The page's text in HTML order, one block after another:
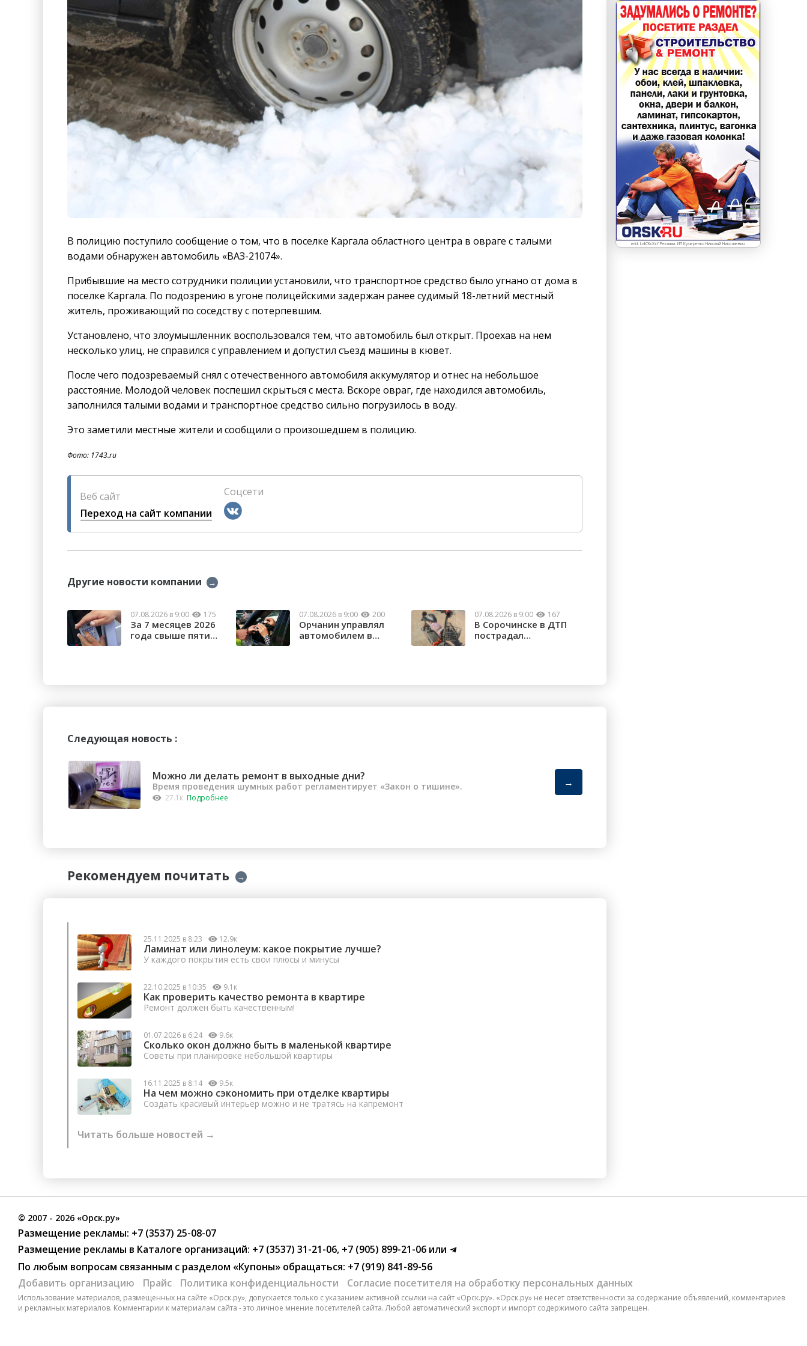
В полицию поступило сообщение о том, что в поселке Каргала областного центра в овраге с талыми
водами обнаружен автомобиль «ВАЗ-21074».
Прибывшие на место сотрудники полиции установили, что транспортное средство было угнано от дома в
поселке Каргала. По подозрению в угоне полицейскими задержан ранее судимый 18-летний местный
житель, проживающий по соседству с потерпевшим.
Установлено, что злоумышленник воспользовался тем, что автомобиль был открыт. Проехав на нем
несколько улиц, не справился с управлением и допустил съезд машины в кювет.
После чего подозреваемый снял с отечественного автомобиля аккумулятор и отнес на небольшое
расстояние. Молодой человек поспешил скрыться с места. Вскоре овраг, где находился автомобиль,
заполнился талыми водами и транспортное средство сильно погрузилось в воду.
Это заметили местные жители и сообщили о произошедшем в полицию.
Фото: 1743.ru
Веб сайт
Переход на сайт компании
Соцсети
Другие новости компании →
07.08.2026 в 9:00 175
За 7 месяцев 2026
года свыше пяти
07.08.2026 в 9:00 200
Орчанин управлял
автомобилем в
07.08.2026 в 9:00 167
В Сорочинске в ДТП
пострадал
erid: LdtCKcXxf Реклама. ИП Кучеренко Николай Николаевич
Следующая новость :
Можно ли делать ремонт в выходные дни?
Время проведения шумных работ регламентирует «Закон о тишине».
27.1к Подробнее
→
Рекомендуем почитать →
25.11.2025 в 8:23 12.9к
Ламинат или линолеум: какое покрытие лучше?
У каждого покрытия есть свои плюсы и минусы
22.10.2025 в 10:35 9.1к
Как проверить качество ремонта в квартире
Ремонт должен быть качественным!
01.07.2026 в 6:24 9.6к
Сколько окон должно быть в маленькой квартире
Советы при планировке небольшой квартиры
16.11.2025 в 8:14 9.5к
На чем можно сэкономить при отделке квартиры
Создать красивый интерьер можно и не тратясь на капремонт
Читать больше новостей →
© 2007 - 2026 «Орск.ру»
Размещение рекламы: +7 (3537) 25-08-07
Размещение рекламы в Каталоге организаций: +7 (3537) 31-21-06, +7 (905) 899-21-06 или
По любым вопросам связанным с разделом «Купоны» обращаться: +7 (919) 841-89-56
Добавить организацию
Прайс Политика конфиденциальности Согласие посетителя на обработку персональных данных
Использование материалов, размещенных на сайте «Орск.ру», допускается только с указанием активной ссылки на сайт «Орск.ру». «Орск.ру» не несет ответственности за содержание объявлений, комментариев
и рекламных материалов. Комментарии к материалам сайта - это личное мнение посетителей сайта. Любой автоматический экспорт и импорт содержимого сайта запрещен.